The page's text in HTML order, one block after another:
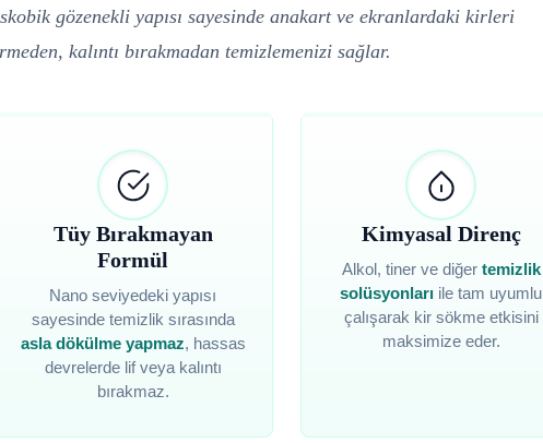
gözenekli yapısı sayesinde anakart ve ekranlardaki kirleri
kalıntı bırakmadan temizlemenizi sağlar.
Tüy Bırakmayan
Formül
Nano seviyedeki yapısı
sayesinde temizlik sırasında
asla dökülme yapmaz, hassas
devrelerde lif veya kalıntı
bırakmaz.
Kimyasal Direnç
Alkol, tiner ve diğer temizlik
solüsyonları ile tam uyumlu
çalışarak kir sökme etkisini
maksimize eder.